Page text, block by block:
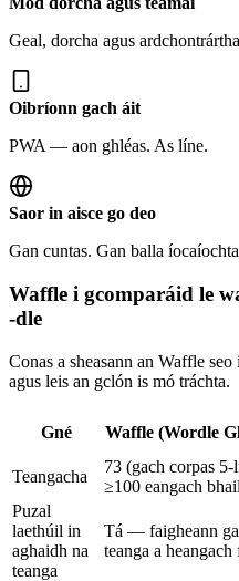
Geal, dorcha agus
Oibríonn gach áit
PWA — aon ghléas. As líne.
Saor in aisce go deo
Gan cuntas. Gan balla
Waffle i gcomparáid le
-dle
Conas a sheasann an Waffle
agus leis an gclón is mó tráchta.
Gné Waffle (Wordle
Teangacha
73 (gach corpas
≥100 eangach
Puzal
laethúil in
aghaidh na
teanga
Tá — faigheann
teanga a heangach